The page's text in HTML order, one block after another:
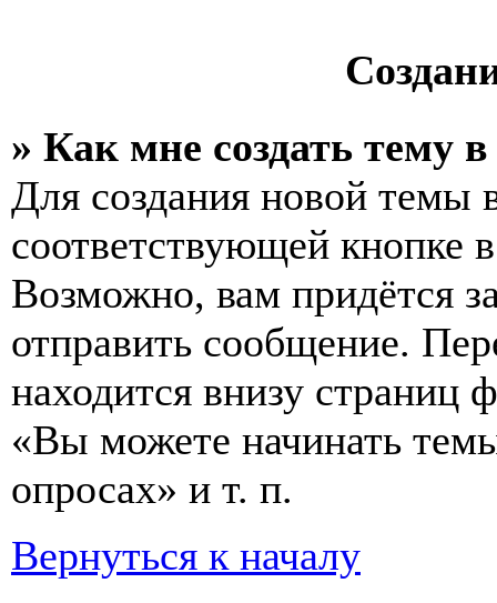
» Как мне создать тему
Для создания новой темы
соответствующей кнопке
Возможно, вам придётся
отправить сообщение.
находится внизу
«Вы можете начинать
опросах» и т. п.
Вернуться к началу